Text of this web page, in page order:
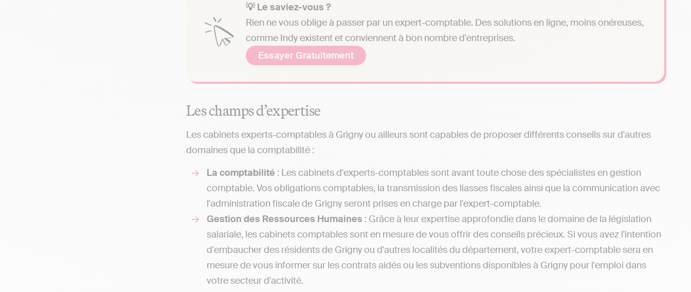
💡 Le saviez-vous ?
Rien ne vous oblige à passer par un expert-comptable. Des solutions en ligne, moins onéreuses,
comme Indy existent et conviennent à bon nombre d'entreprises.
Essayer Gratuitement
Les champs d’expertise
Les cabinets experts-comptables à Grigny ou ailleurs sont capables de proposer différents conseils sur d'autres
domaines que la comptabilité :
La comptabilité : Les cabinets d'experts-comptables sont avant toute chose des spécialistes en gestion
comptable. Vos obligations comptables, la transmission des liasses fiscales ainsi que la communication avec
l'administration fiscale de Grigny seront prises en charge par l'expert-comptable.
Gestion des Ressources Humaines : Grâce à leur expertise approfondie dans le domaine de la législation
salariale, les cabinets comptables sont en mesure de vous offrir des conseils précieux. Si vous avez l'intention
d'embaucher des résidents de Grigny ou d'autres localités du département, votre expert-comptable sera en
mesure de vous informer sur les contrats aidés ou les subventions disponibles à Grigny pour l'emploi dans
votre secteur d'activité.